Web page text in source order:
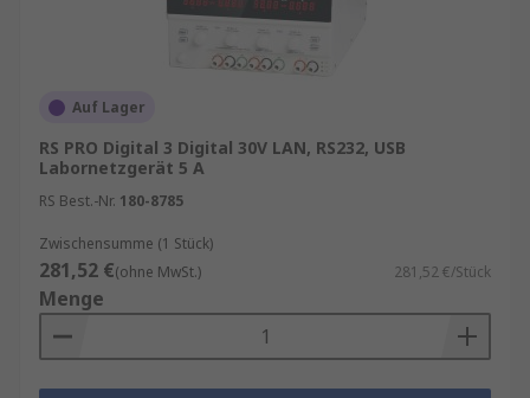
Auf Lager
RS PRO Digital 3 Digital 30V LAN, RS232, USB
Labornetzgerät 5 A
RS Best.-Nr. 180-8785
Zwischensumme (1 Stück)
281,52 €(ohne MwSt.) 281,52 €/Stück
Menge